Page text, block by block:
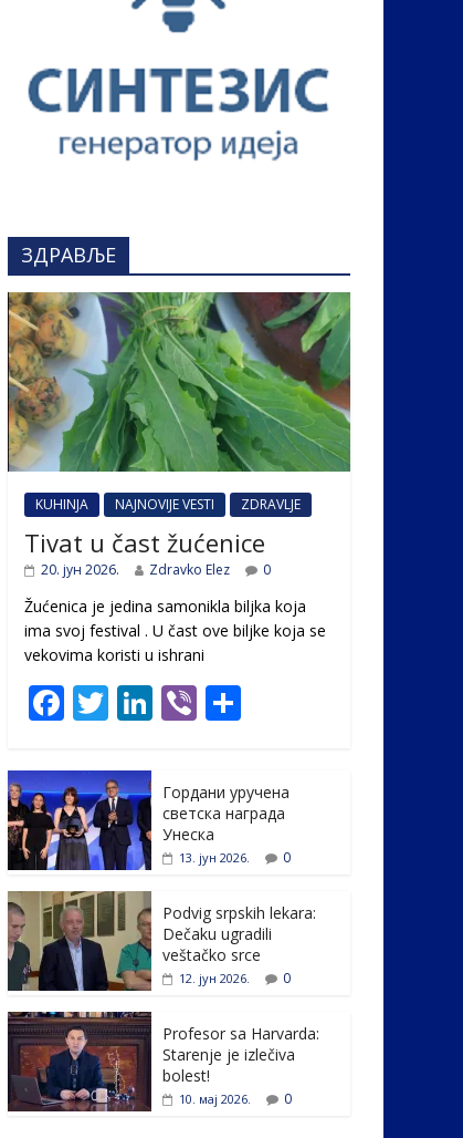
ЗДРАВЉЕ
KUHINJA NAJNOVIJE VESTI ZDRAVLJE
Tivat u čast žućenice
20. јун 2026. Zdravko Elez 0
Žućenica je jedina samonikla biljka koja
ima svoj festival . U čast ovе biljke koja se
vekovima koristi u ishrani
F
e
b
o
o
k
T
itt
er
Li
e
dI
n
Vi
e
Гордани уручена
светска награда
Унеска
13. јун 2026. 0
Podvig srpskih lekara:
Dečaku ugradili
veštačko srce
12. јун 2026. 0
Profesor sa Harvarda:
Starenje je izlečiva
bolest!
10. мај 2026. 0